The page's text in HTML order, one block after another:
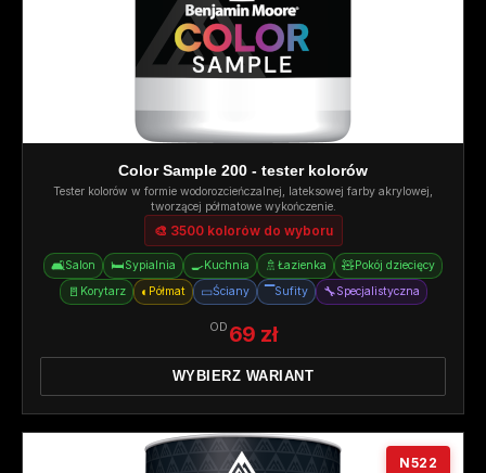
Color Sample 200 - tester kolorów
Tester kolorów w formie wodorozcieńczalnej, lateksowej farby akrylowej,
tworzącej półmatowe wykończenie.
🎨 3500 kolorów do wyboru
🛋️Salon 🛏️Sypialnia 🍳Kuchnia 🚿 Łazienka 🧸Pokój dziecięcy
🚪 Korytarz ◐ Półmat ▭Ściany ▔Sufity 🔧Specjalistyczna
OD 69 zł
WYBIERZ WARIANT
N522